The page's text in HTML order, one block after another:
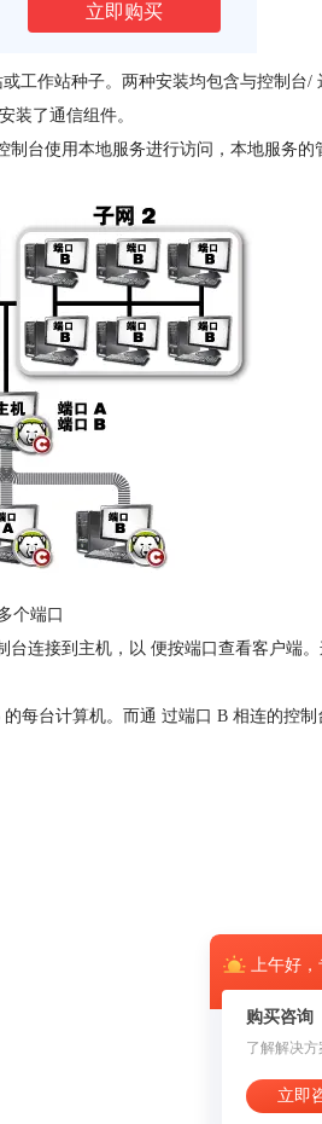
上午好，
购买咨询
了解解决
立即
立即购买
或工作站种子。两种安装均包含与控制台
装了通信组件。
台使用本地服务进行访问，本地服务
个端口
连接到主机，以 便按端口查看客户端
每台计算机。而通 过端口 B 相连的控